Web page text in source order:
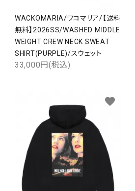
WACKOMARIA/ワコマリア/【送料
無料】2026SS/WASHED MIDDLE
WEIGHT CREW NECK SWEAT
SHIRT(PURPLE)/スウェット
33,000円(税込)
favorite
close